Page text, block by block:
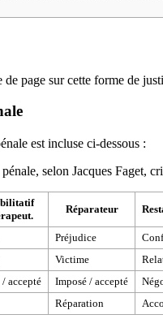
page sur cette forme de
est incluse ci-dessous :
selon Jacques Faget,
Réparateur
Préjudice
Victime
accepté Imposé / accepté
Réparation